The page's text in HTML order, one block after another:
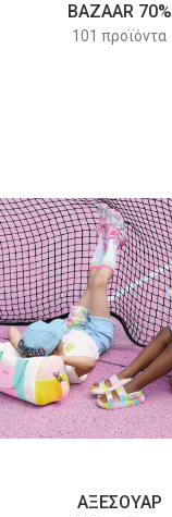
BAZAAR 70%
101 προϊόντα
ΑΞΕΣΟΥΑΡ